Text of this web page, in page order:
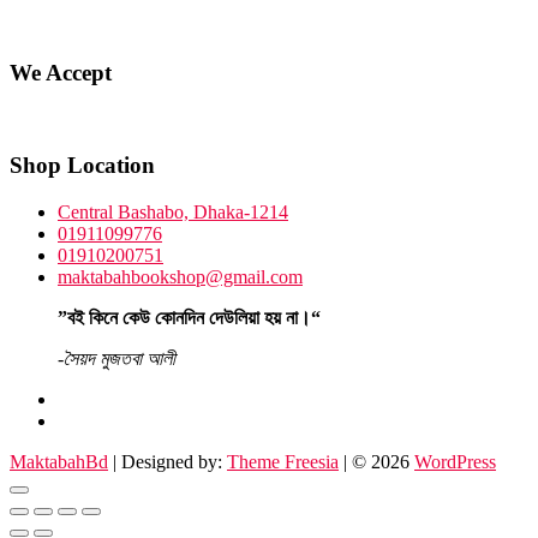
We Accept
Shop Location
Central Bashabo, Dhaka-1214
01911099776
01910200751
maktabahbookshop@gmail.com
”বই কিনে কেউ কোনদিন দেউলিয়া হয় না।“
-সৈয়দ মুজতবা আলী
MaktabahBd | Designed by: Theme Freesia | © 2026 WordPress
Go
to
top